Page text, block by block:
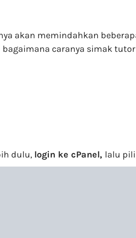
akan memindahkan
caranya simak
dulu, login ke cPanel, lalu